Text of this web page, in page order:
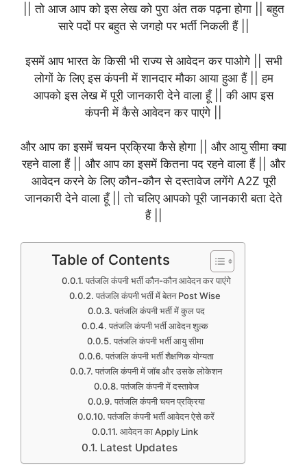
|| तो आज आप को इस लेख को पुरा अंत तक पढ़ना होगा || बहुत
सारे पदों पर बहुत से जगहो पर भर्ती निकली हैं ||
इसमें आप भारत के किसी भी राज्य से आवेदन कर पाओगे || सभी
लोगों के लिए इस कंपनी में शानदार मौका आया हुआ हैं || हम
आपको इस लेख में पूरी जानकारी देने वाला हूँ || की आप इस
कंपनी में कैसे आवेदन कर पाएंगे ||
और आप का इसमें चयन प्रक्रिया कैसे होगा || और आयु सीमा क्या
रहने वाला हैं || और आप का इसमें कितना पद रहने वाला हैं || और
आवेदन करने के लिए कौन-कौन से दस्तावेज लगेंगे A2Z पूरी
जानकारी देने वाला हूँ || तो चलिए आपको पूरी जानकारी बता देते
हैं ||
Table of Contents
पतंजलि कंपनी भर्ती कौन-कौन आवेदन कर पाएंगे
पतंजलि कंपनी भर्ती में बेतन Post Wise
पतंजलि कंपनी भर्ती में कुल पद
पतंजलि कंपनी भर्ती आवेदन शुल्क
पतंजलि कंपनी भर्ती आयु सीमा
पतंजलि कंपनी भर्ती शैक्षणिक योग्यता
पतंजलि कंपनी में जॉब और उसके लोकेशन
पतंजलि कंपनी में दस्तावेज
पतंजलि कंपनी चयन प्रक्रिया
पतंजलि कंपनी भर्ती आवेदन ऐसे करें
आवेदन का Apply Link
Latest Updates